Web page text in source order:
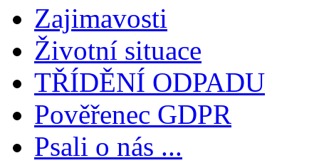
Zajimavosti
Životní situace
TŘÍDĚNÍ ODPADU
Pověřenec GDPR
Psali o nás ...